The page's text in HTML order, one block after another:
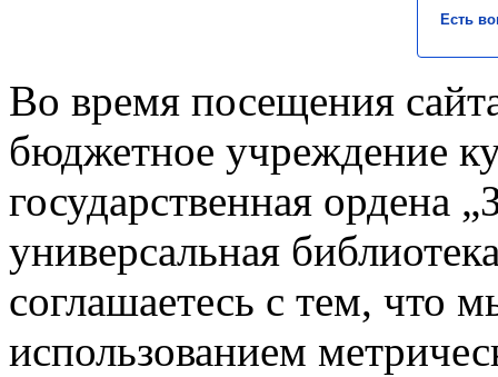
Есть
Во время посещения
бюджетное учреждение
государственная ордена
универсальная
соглашаетесь с тем, что
использованием